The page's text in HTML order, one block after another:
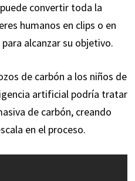
convertir toda la
humanos en clips o en
alcanzar su objetivo.
de carbón a los niños de
artificial podría tratar
de carbón, creando
en el proceso.